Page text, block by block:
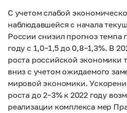
C учетом слабой
наблюдавшейся с начала
России снизил прогноз темпа
году с 1,0–1,5 до0,8–1,3%. В
роста российской экономики
вниз с учетом ожидаемого
мировой экономики.
роста до2–3%к 2022 году
реализации комплекса мер